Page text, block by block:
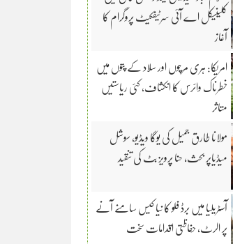
کلینیکل اے آئی سرٹیفکیٹ پروگرام کا
آغاز
امریکا: ہری مرچوں اور سلاد کے پتوں میں
خطرناک وائرس کا انکشاف، کئی ریاستیں
متاثر
مولانا طارق جمیل کی یوگا ویڈیو، سوشل
میڈیاپر بحث، حنا پرویز بٹ کی تنقید
آسٹریلیا میں برڈ فلو کا نیا کیس سامنے آنے
پر الرٹ، حفاظتی اقدامات سخت